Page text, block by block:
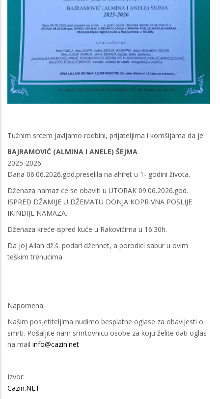
Tužnim srcem javljamo rodbini, prijateljima i komšijama da je
BAJRAMOVIĆ (ALMINA I ANELE) ŠEJMA
2025-2026
Dana 06.06.2026.god.preselila na ahiret u 1- godini života.
Dženaza namaz će se obaviti u UTORAK 09.06.2026.god.
ISPRED DŽAMIJE U DŽEMATU DONJA KOPRIVNA POSLIJE
IKINDIJE NAMAZA.
Dženaza kreće ispred kuće u Rakovićima u 16:30h.
Da joj Allah dž.š. podari džennet, a porodici sabur u ovim
teškim trenucima.
Napomena:
Našim posjetiteljima nudimo besplatne oglase za obavijesti o
smrti. Pošaljite nam smrtovnicu osobe za koju želite dati oglas
na mail info@cazin.net
Izvor:
Cazin.NET